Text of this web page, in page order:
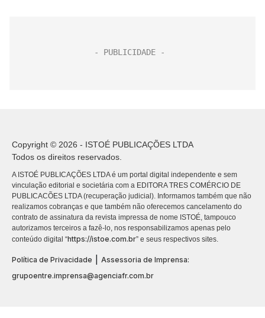
Copyright © 2026 - ISTOÉ PUBLICAÇÕES LTDA
Todos os direitos reservados.
A ISTOÉ PUBLICAÇÕES LTDA é um portal digital independente e sem
vinculação editorial e societária com a EDITORA TRES COMÉRCIO DE
PUBLICACÕES LTDA (recuperação judicial). Informamos também que não
realizamos cobranças e que também não oferecemos cancelamento do
contrato de assinatura da revista impressa de nome ISTOÉ, tampouco
autorizamos terceiros a fazê-lo, nos responsabilizamos apenas pelo
conteúdo digital “https://istoe.com.br” e seus respectivos sites.
Política de Privacidade | Assessoria de Imprensa:
grupoentre.imprensa@agenciafr.com.br